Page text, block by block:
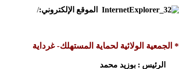
الموقع الإلكتروني:/
* الجمعية الولائية لحماية المستهلك- غرداية
الرئيس : بوزيد محمد